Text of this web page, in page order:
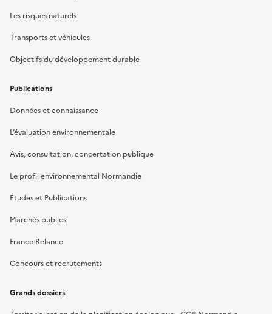
Les risques naturels
Transports et véhicules
Objectifs du développement durable
Publications
Données et connaissance
L’évaluation environnementale
Avis, consultation, concertation publique
Le profil environnemental Normandie
Études et Publications
Marchés publics
France Relance
Concours et recrutements
Grands dossiers